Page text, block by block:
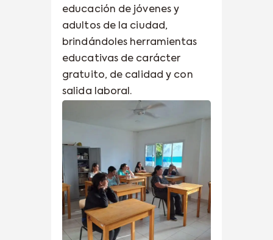
educación de jóvenes y
adultos de la ciudad,
brindándoles herramientas
educativas de carácter
gratuito, de calidad y con
salida laboral.